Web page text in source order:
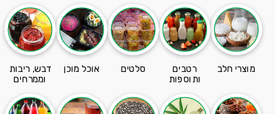
מוצרי חלב
רטבים
ותוספות
סלטים אוכל מוכן
דבש, ריבות
וממרחים